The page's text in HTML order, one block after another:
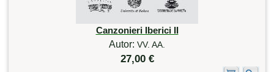
Canzonieri Iberici II
Autor: VV. AA.
27,00 €